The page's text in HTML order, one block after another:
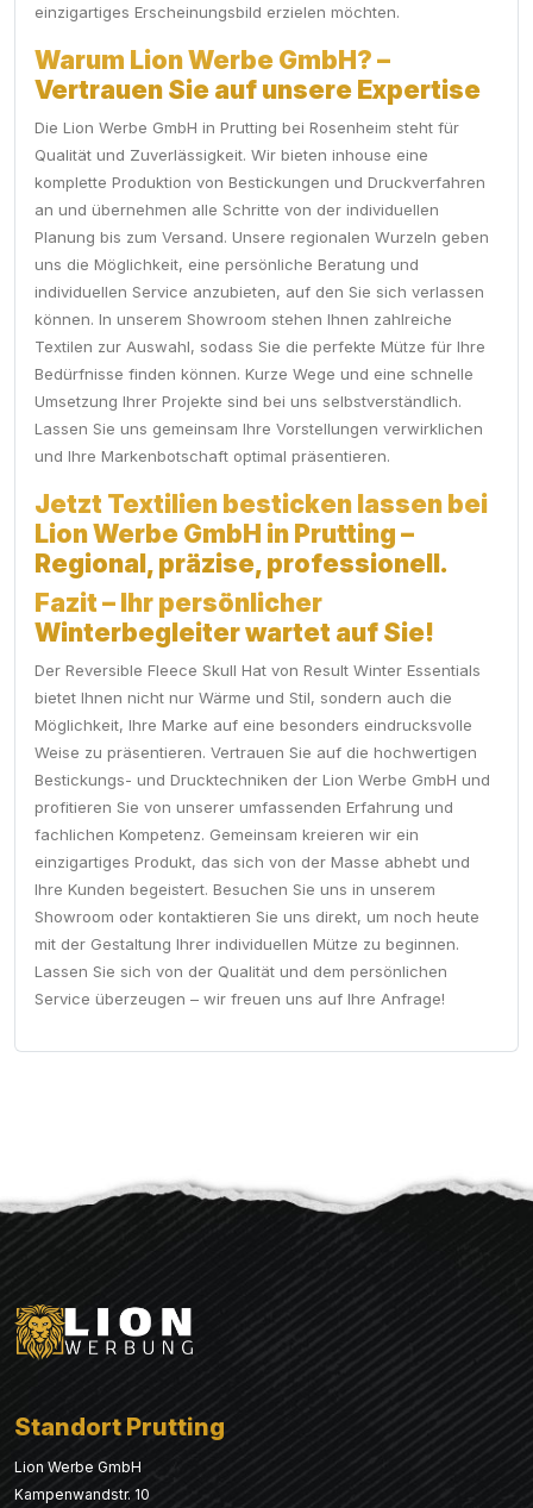
einzigartiges Erscheinungsbild erzielen möchten.
Warum Lion Werbe GmbH? –
Vertrauen Sie auf unsere Expertise
Die Lion Werbe GmbH in Prutting bei Rosenheim steht für
Qualität und Zuverlässigkeit. Wir bieten inhouse eine
komplette Produktion von Bestickungen und Druckverfahren
an und übernehmen alle Schritte von der individuellen
Planung bis zum Versand. Unsere regionalen Wurzeln geben
uns die Möglichkeit, eine persönliche Beratung und
individuellen Service anzubieten, auf den Sie sich verlassen
können. In unserem Showroom stehen Ihnen zahlreiche
Textilen zur Auswahl, sodass Sie die perfekte Mütze für Ihre
Bedürfnisse finden können. Kurze Wege und eine schnelle
Umsetzung Ihrer Projekte sind bei uns selbstverständlich.
Lassen Sie uns gemeinsam Ihre Vorstellungen verwirklichen
und Ihre Markenbotschaft optimal präsentieren.
Jetzt Textilien besticken lassen bei
Lion Werbe GmbH in Prutting –
Regional, präzise, professionell.
Fazit – Ihr persönlicher
Winterbegleiter wartet auf Sie!
Der Reversible Fleece Skull Hat von Result Winter Essentials
bietet Ihnen nicht nur Wärme und Stil, sondern auch die
Möglichkeit, Ihre Marke auf eine besonders eindrucksvolle
Weise zu präsentieren. Vertrauen Sie auf die hochwertigen
Bestickungs- und Drucktechniken der Lion Werbe GmbH und
profitieren Sie von unserer umfassenden Erfahrung und
fachlichen Kompetenz. Gemeinsam kreieren wir ein
einzigartiges Produkt, das sich von der Masse abhebt und
Ihre Kunden begeistert. Besuchen Sie uns in unserem
Showroom oder kontaktieren Sie uns direkt, um noch heute
mit der Gestaltung Ihrer individuellen Mütze zu beginnen.
Lassen Sie sich von der Qualität und dem persönlichen
Service überzeugen – wir freuen uns auf Ihre Anfrage!
Standort Prutting
Lion Werbe GmbH
Kampenwandstr. 10